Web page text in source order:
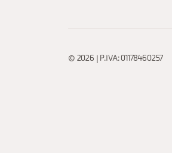
© 2026 | P.IVA: 01178460257